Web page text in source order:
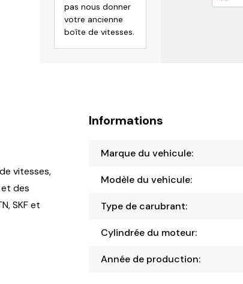
pas nous donner
votre ancienne
boîte de vitesses.
vitesses,
des
SKF et
Informations
Marque du vehicule:
Modèle du vehicule:
Type de carubrant:
Cylindrée du moteur:
Année de production: